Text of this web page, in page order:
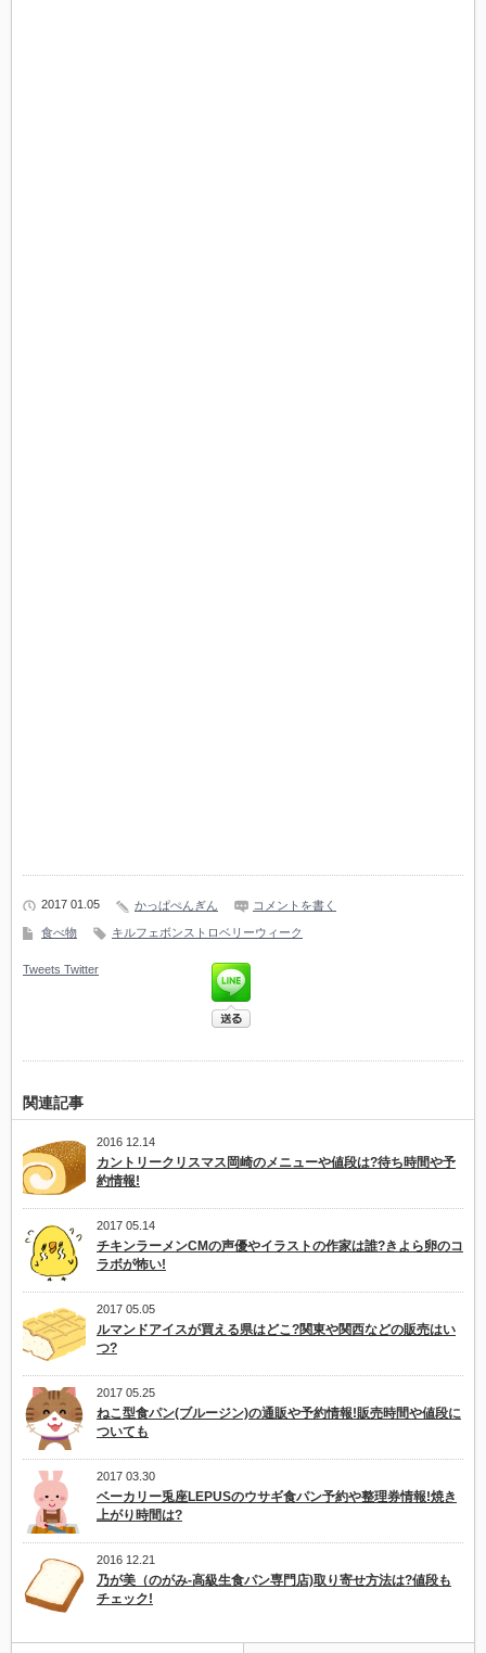
2017 01.05 かっぱぺんぎん コメントを書く
食べ物 キルフェボンストロベリーウィーク
Tweets Twitter
関連記事
2016 12.14
カントリークリスマス岡崎のメニューや値段は?待ち時間や予
約情報!
2017 05.14
チキンラーメンCMの声優やイラストの作家は誰?きよら卵のコ
ラボが怖い!
2017 05.05
ルマンドアイスが買える県はどこ?関東や関西などの販売はい
つ?
2017 05.25
ねこ型食パン(ブルージン)の通販や予約情報!販売時間や値段に
ついても
2017 03.30
ベーカリー兎座LEPUSのウサギ食パン予約や整理券情報!焼き
上がり時間は?
2016 12.21
乃が美（のがみ-高級生食パン専門店)取り寄せ方法は?値段も
チェック!